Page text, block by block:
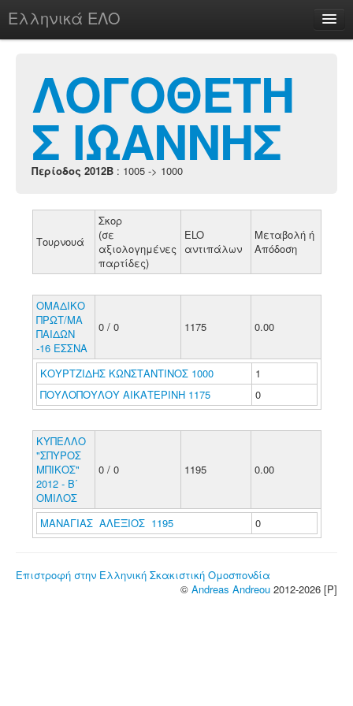
Ελληνικά ΕΛΟ
chesstu.be @ discord
Login
ΛΟΓΟΘΕΤΗ
Σ ΙΩΑΝΝΗΣ
Περίοδος 2012B : 1005 -> 1000
Τουρνουά
Σκορ
(σε
αξιολογημένες
παρτίδες)
ELO
αντιπάλων
Μεταβολή ή
Απόδοση
ΟΜΑΔΙΚΟ
ΠΡΩΤ/ΜΑ
ΠΑΙΔΩΝ
-16 ΕΣΣΝΑ
0 / 0 1175 0.00
ΚΟΥΡΤΖΙΔΗΣ ΚΩΝΣΤΑΝΤΙΝΟΣ 1000
1
ΠΟΥΛΟΠΟΥΛΟΥ ΑΙΚΑΤΕΡΙΝΗ 1175
0
ΚΥΠΕΛΛΟ
"ΣΠΥΡΟΣ
ΜΠΙΚΟΣ"
2012 - Β΄
ΟΜΙΛΟΣ
0 / 0 1195 0.00
ΜΑΝΑΓΙΑΣ ΑΛΕΞΙΟΣ 1195 0
Επιστροφή στην Ελληνική Σκακιστική Ομοσπονδία
© Andreas Andreou 2012-2026 [P]